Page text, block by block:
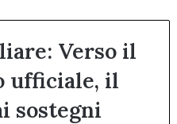
Verso il
ufficiale, il
sostegni